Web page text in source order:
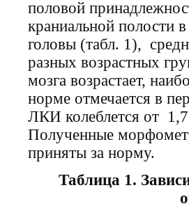
половой
краниальной полости
головы (табл. 1),
разных возрастных
мозга возрастает,
норме отмечается в
ЛКИ колеблется от
Полученные
приняты за норму.
Таблица 1.